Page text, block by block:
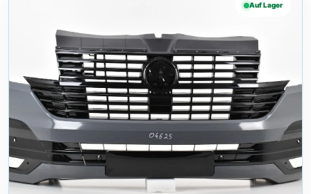
Auf Lager